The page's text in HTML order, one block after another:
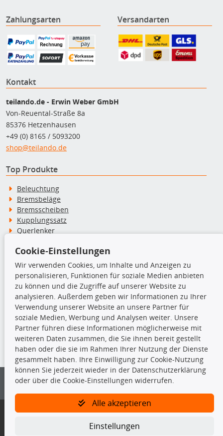
Zahlungsarten Versandarten
Kontakt
teilando.de - Erwin Weber GmbH
Von-Reuental-Straße 8a
85376 Hetzenhausen
+49 (0) 8165 / 5093200
shop@teilando.de
Top Produkte
Beleuchtung
Bremsbeläge
Bremsscheiben
Kupplungssatz
Querlenker
Stoßdämpfer
TecDoc Inside
Die hier angezeigten Daten insbesondere die gesamte Datenbank dürfen
nicht kopiert werden.
Es ist zu unterlassen, die Daten oder die gesamte Datenbank ohne
vorherige Zustimmung von TecDoc zu vervielfältigen, zu verbreiten
und/oder diese Handlungen durch Dritte ausführen zu lassen. Ein
Bitte prüfen Sie, ob das über unseren Onlineshop identifizierte Ersatzteil
Gegebenenfalls sind ergänzende Informationen notwendig, um
Cookie-Einstellungen
Wir verwenden Cookies, um Inhalte und Anzeigen zu
personalisieren, Funktionen für soziale Medien anbieten
zu können und die Zugriffe auf unserer Website zu
analysieren. Außerdem geben wir Informationen zu Ihrer
Verwendung unserer Website an unsere Partner für
soziale Medien, Werbung und Analysen weiter. Unsere
Partner führen diese Informationen möglicherweise mit
weiteren Daten zusammen, die Sie ihnen bereit gestellt
haben oder die sie im Rahmen Ihrer Nutzung der Dienste
gesammelt haben. Ihre Einwilligung zur Cookie-Nutzung
können Sie jederzeit wieder in der Datenschutzerklärung
oder über die Cookie-Einstellungen widerrufen.
Alle akzeptieren
Einstellungen